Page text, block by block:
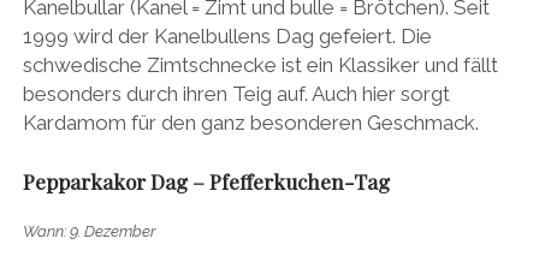
Kanelbullar (Kanel = Zimt und bulle = Brötchen). Seit
1999 wird der Kanelbullens Dag gefeiert. Die
schwedische Zimtschnecke ist ein Klassiker und fällt
besonders durch ihren Teig auf. Auch hier sorgt
Kardamom für den ganz besonderen Geschmack.
Pepparkakor Dag – Pfefferkuchen-Tag
Wann: 9. Dezember